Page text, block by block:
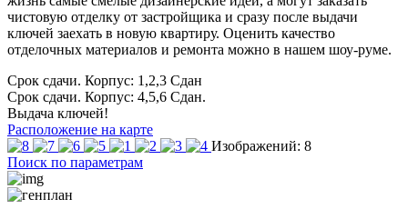
чистовую отделку от застройщика и сразу после выдачи
ключей заехать в новую квартиру. Оценить качество
отделочных материалов и ремонта можно в нашем шоу-руме.
Срок сдачи. Корпус: 1,2,3 Сдан
Срок сдачи. Корпус: 4,5,6 Сдан.
Выдача ключей!
Расположение на карте
Изображений: 8
Поиск по параметрам